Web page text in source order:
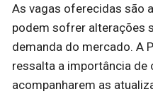
As vagas oferecidas são
podem sofrer alterações
demanda do mercado. A
ressalta a importância de
acompanharem as